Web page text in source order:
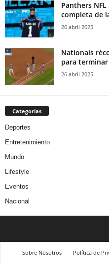
Panthers
completa de
26 abril 2025
Nationals
para
26 abril 2025
Categorías
Deportes
Entretenimiento
Mundo
Lifestyle
Eventos
Nacional
Sobre Nosotros Política de